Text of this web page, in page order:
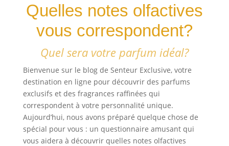
Quelles notes olfactives
vous correspondent?
Quel sera votre parfum idéal?
Bienvenue sur le blog de Senteur Exclusive, votre
destination en ligne pour découvrir des parfums
exclusifs et des fragrances raffinées qui
correspondent à votre personnalité unique.
Aujourd’hui, nous avons préparé quelque chose de
spécial pour vous : un questionnaire amusant qui
vous aidera à découvrir quelles notes olfactives